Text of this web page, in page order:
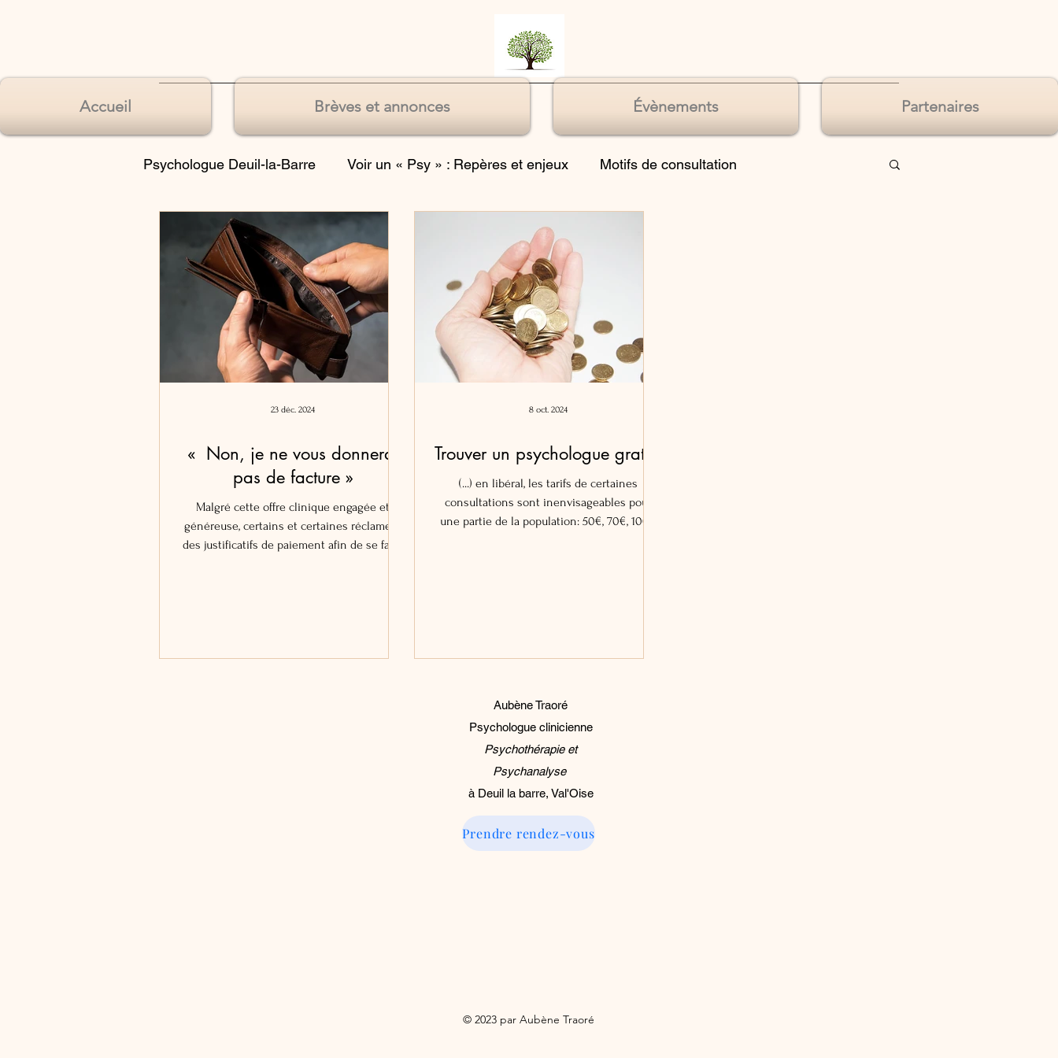
Accueil Brèves et annonces Évènements Partenaires
Psychologue Deuil-la-Barre Voir un « Psy » : Repères et enjeux Motifs de consultation
Souffrances de l’identité Souffrance du manque de sens
Souffrances du langage
« Non, je ne vous donnerai
pas de facture »
Malgré cette offre clinique engagée et
généreuse, certains et certaines réclament
des justificatifs de paiement afin de se faire
23 déc. 2024
Trouver un psychologue gratuit
(...) en libéral, les tarifs de certaines
consultations sont inenvisageables pour
une partie de la population: 50€, 70€, 100€
8 oct. 2024
Aubène Traoré
Psychologue clinicienne
Psychothérapie et
Psychanalyse
à Deuil la barre, Val'Oise
Prendre rendez-vous
© 2023 par Aubène Traoré